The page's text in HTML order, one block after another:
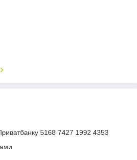
5168 7427 1992 4353